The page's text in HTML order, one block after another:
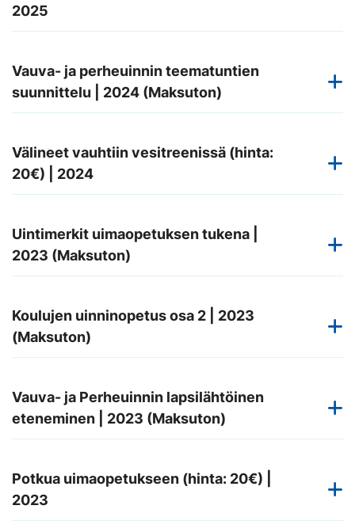
2025
Vauva- ja perheuinnin teematuntien
suunnittelu | 2024 (Maksuton)
Välineet vauhtiin vesitreenissä (hinta:
20€) | 2024
Uintimerkit uimaopetuksen tukena |
2023 (Maksuton)
Koulujen uinninopetus osa 2 | 2023
(Maksuton)
Vauva- ja Perheuinnin lapsilähtöinen
eteneminen | 2023 (Maksuton)
Potkua uimaopetukseen (hinta: 20€) |
2023